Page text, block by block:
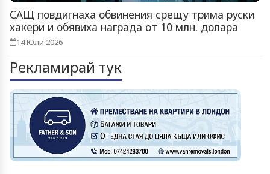
САЩ повдигнаха обвинения срещу трима руски
хакери и обявиха награда от 10 млн. долара
14 Юли 2026
Рекламирай тук